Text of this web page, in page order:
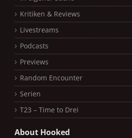
Kritiken & Reviews
Livestreams
Podcasts
Previews
Random Encounter
Serien
T23 – Time to Drei
About Hooked